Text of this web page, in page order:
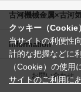
古河機械金属×古河
Information
お問い合わせ
クッキー（Cookie
当サイトの利便性
計的な把握などに
（Cookie）の使用
サイトのご利用に